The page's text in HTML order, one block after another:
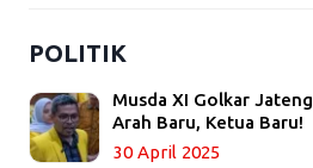
POLITIK
Musda XI Golkar
Arah Baru, Ketua Baru!
30 April 2025